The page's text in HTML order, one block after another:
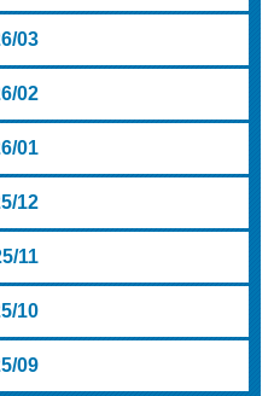
03
02
01
12
11
10
09